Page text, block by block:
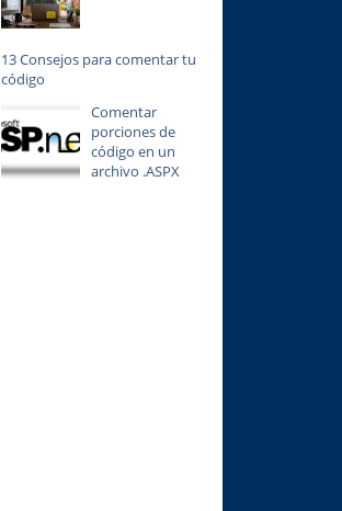
13 Consejos para comentar tu
código
Comentar
porciones de
código en un
archivo .ASPX